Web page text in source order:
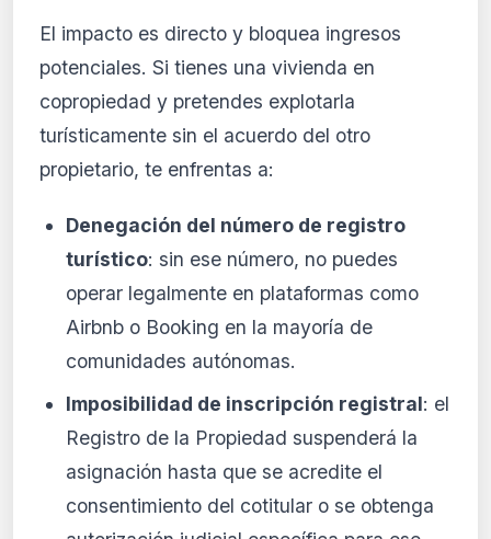
El impacto es directo y bloquea ingresos
potenciales. Si tienes una vivienda en
copropiedad y pretendes explotarla
turísticamente sin el acuerdo del otro
propietario, te enfrentas a:
Denegación del número de registro
turístico: sin ese número, no puedes
operar legalmente en plataformas como
Airbnb o Booking en la mayoría de
comunidades autónomas.
Imposibilidad de inscripción registral: el
Registro de la Propiedad suspenderá la
asignación hasta que se acredite el
consentimiento del cotitular o se obtenga